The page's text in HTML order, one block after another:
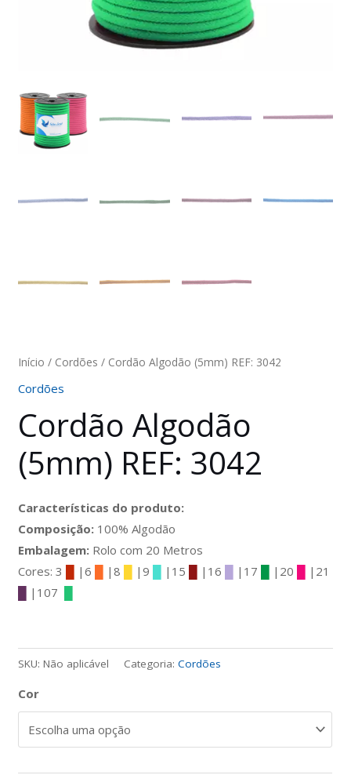
Início / Cordões / Cordão Algodão (5mm) REF: 3042
Cordões
Cordão Algodão
(5mm) REF: 3042
Características do produto:
Composição: 100% Algodão
Embalagem: Rolo com 20 Metros
Cores: 3
|6 |8 |9 |15 |16 |17 |20
|21
|107
SKU:Não aplicável Categoria:Cordões
Cor